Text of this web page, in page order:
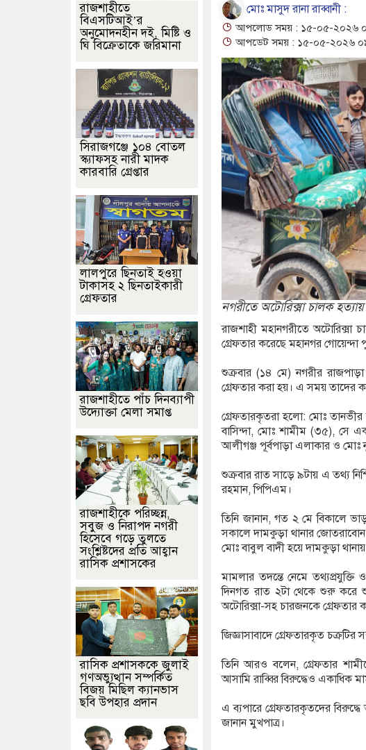
মোঃ মাসুদ রানা রাব্বানী :
আপলোড সময় : ১৫-০৫-২০২৬
আপডেট সময় : ১৫-০৫-২০২৬
নগরীতে অটোরিক্সা চালক
রাজশাহী মহানগরীতে
গ্রেফতার করেছে মহানগর গোয়েন্দা
শুক্রবার (১৪ মে) নগরীর রাজপাড়া
গ্রেফতার করা হয়। এ সময় তাদের
গ্রেফতারকৃতরা হলো: মোঃ তানভীর
বাসিন্দা, মোঃ শামীম (৩৫), সে
আলীগঞ্জ পূর্বপাড়া এলাকার ও মোঃ
শুক্রবার রাত সাড়ে ৯টায় এ তথ্য
রহমান, পিপিএম।
তিনি জানান, গত ২ মে বিকালে
সকালে দামকুড়া থানার
মোঃ বাবুল বাদী হয়ে দামকুড়া
মামলার তদন্তে নেমে তথ্যপ্রযুক্তি
দিনগত রাত ২টা থেকে শুরু করে
অটোরিক্সা-সহ চারজনকে গ্রেফতার
জিজ্ঞাসাবাদে গ্রেফতারকৃত চক্রটির
তিনি আরও বলেন, গ্রেফতার
আসামি রাব্বির বিরুদ্ধেও একাধিক
এ ব্যপারে গ্রেফতারকৃতদের
জানান মুখপাত্র।
রাজশাহীতে
বিএসটিআই’র
অনুমোদনহীন দই, মিষ্টি ও
ঘি বিক্রেতাকে জরিমানা
সিরাজগঞ্জে ১০৪ বোতল
স্ক্যাফসহ নারী মাদক
কারবারি গ্রেপ্তার
লালপুরে ছিনতাই হওয়া
টাকাসহ ২ ছিনতাইকারী
গ্রেফতার
রাজশাহীতে পাঁচ দিনব্যাপী
উদ্যোক্তা মেলা সমাপ্ত
রাজশাহীকে পরিচ্ছন্ন,
সবুজ ও নিরাপদ নগরী
হিসেবে গড়ে তুলতে
সংশ্লিষ্টদের প্রতি আহ্বান
রাসিক প্রশাসকের
রাসিক প্রশাসককে জুলাই
গণঅভ্যুত্থান সম্পর্কিত
বিজয় মিছিল ক্যানভাস
ছবি উপহার প্রদান